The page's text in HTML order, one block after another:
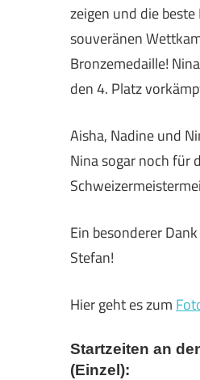
zeigen und die
souveränen
Bronzemedaille!
den 4. Platz
Aisha, Nadine und
Nina sogar noch für
Ein besonderer
Stefan!
Hier geht es zum
Startzeiten an
(Einzel):